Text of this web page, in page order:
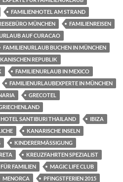
FAMILIENHOTEL AM STRAND
MÜNCHEN
FAMILIENREISEN
AUF CURACAO
FAMILIENURLAUB BUCHEN IN MÜNCHEN
REPUBLIK
FAMILIENURLAUB IN MEXICO
FAMILIENURLAUBEXPERTE IN MÜNCHEN
GRECOTEL
HOTEL SANTIBURI THAILAND
IBIZA
KANARISCHE INSELN
KINDERERMÄSSIGUNG
KREUZFAHRTEN SPEZIALIST
FAMILIEN
MAGIC LIFE CLUB
MENORCA
PFINGSTFERIEN 2015